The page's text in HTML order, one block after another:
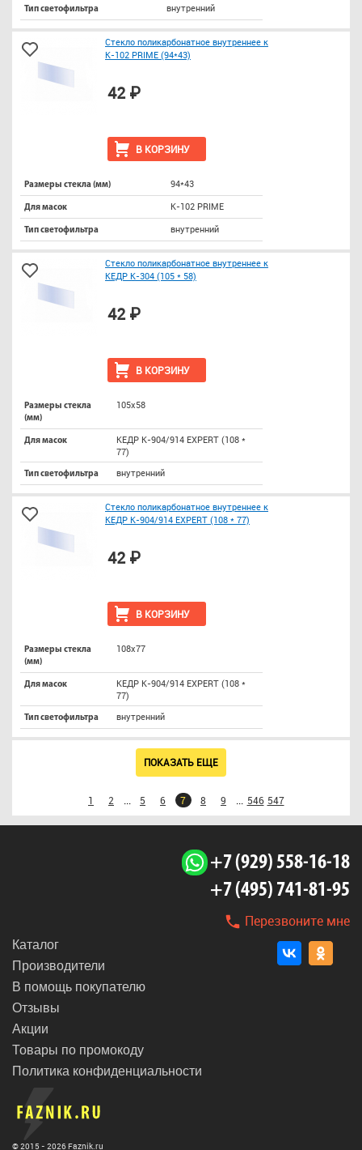
Тип светофильтра внутренний
Стекло поликарбонатное внутреннее к
К-102 PRIME (94*43)
В КОРЗИНУ
42 ₽
Размеры стекла (мм) 94*43
Для масок К-102 PRIME
Тип светофильтра внутренний
Стекло поликарбонатное внутреннее к
КЕДР К-304 (105 * 58)
В КОРЗИНУ
42 ₽
Размеры стекла
(мм)
105х58
Для масок
КЕДР К-904/914 EXPERT (108 *
77)
Тип светофильтра внутренний
Стекло поликарбонатное внутреннее к
КЕДР К-904/914 EXPERT (108 * 77)
В КОРЗИНУ
42 ₽
Размеры стекла
(мм)
108х77
Для масок
КЕДР К-904/914 EXPERT (108 *
77)
Тип светофильтра внутренний
ПОКАЗАТЬ ЕЩЕ
1 2 5 6 7 8 9 546 547
+7 (929) 558-16-18
+7 (495) 741-81-95
Перезвоните мне
Каталог
Производители
В помощь покупателю
Отзывы
Акции
Товары по промокоду
Политика конфиденциальности
© 2015 - 2026 Faznik.ru